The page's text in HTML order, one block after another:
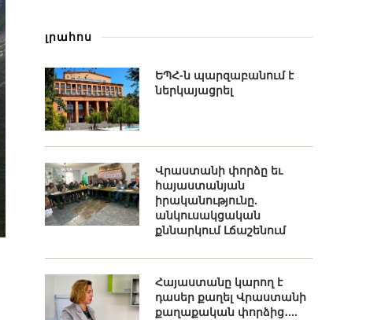
լրահոս
ԵՊՀ-ն պարզաբանում է
ներկայացրել
Վրաստանի փորձը եւ
հայաստանյան
իրականությունը.
անկուսակցական
քննարկում Լճաշենում
Հայաստանը կարող է
դասեր քաղել Վրաստանի
քաղաքական փորձից․...